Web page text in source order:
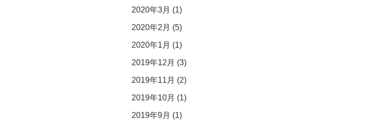
2020年3月 (1)
2020年2月 (5)
2020年1月 (1)
2019年12月 (3)
2019年11月 (2)
2019年10月 (1)
2019年9月 (1)